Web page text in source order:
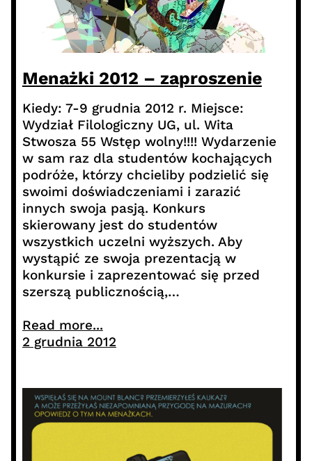
Menażki 2012 – zaproszenie
Kiedy: 7-9 grudnia 2012 r. Miejsce:
Wydział Filologiczny UG, ul. Wita
Stwosza 55 Wstęp wolny!!!! Wydarzenie
w sam raz dla studentów kochających
podróże, którzy chcieliby podzielić się
swoimi doświadczeniami i zarazić
innych swoja pasją. Konkurs
skierowany jest do studentów
wszystkich uczelni wyższych. Aby
wystąpić ze swoja prezentacją w
konkursie i zaprezentować się przed
szerszą publicznością,…
Read more...
2 grudnia 2012